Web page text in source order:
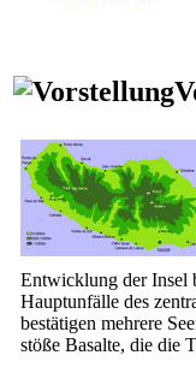
Entwicklung der Insel
Hauptunfälle des
bestätigen mehrere
stöße Basalte, die die